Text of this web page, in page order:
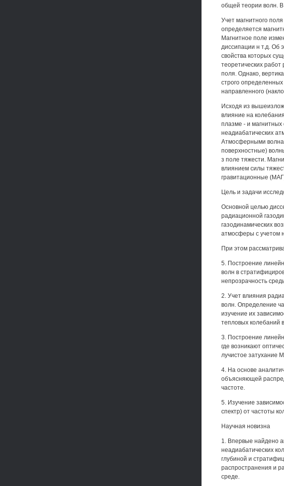
общей теории волн. В
Учет магнитного
определяется
Магнитное поле
диссипации н т.д. Об
свойства которых
теоретических
поля. Однако,
строго
направленного
Исходя из
влияние на
плазме - и магнитных
неадиабатических
Атмосферными
поверхностные)
з поле тяжести.
влиянием силы
гравитационные
Цель и задачи
Основной целью
радиационной
газодинамических
атмосферы с учетом
При этом
5. Построение
волн в
непрозрачность
2. Учет влияния
волн. Определение
изучение их
тепловых колебаний
3. Построение
где возникают
лучистое затухание
4. На основе
объясняющей
частоте.
5. Изучение
спектр) от частоты
Научная новизна
1. Впервые найдено
неадиабатических
глубиной и
распространения и
среде.